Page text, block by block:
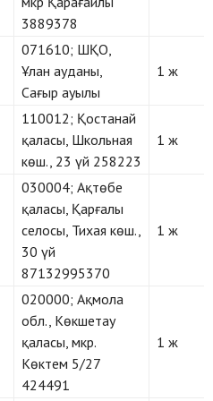
3889378
071610; ШҚО,
Ұлан ауданы,
Сағыр ауылы
1 ж
110012; Қостанай
қаласы, Школьная
көш., 23 үй 258223
1 ж
030004; Ақтөбе
қаласы, Қарғалы
селосы, Тихая көш.,
30 үй
87132995370
1 ж
020000; Ақмола
обл., Көкшетау
қаласы, мкр.
Көктем 5/27
424491
1 ж